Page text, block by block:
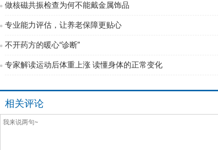
做核磁共振检查为何不能戴金属饰品
专业能力评估，让养老保障更贴心
不开药方的暖心“诊断”
专家解读运动后体重上涨 读懂身体的正常变化
相关评论